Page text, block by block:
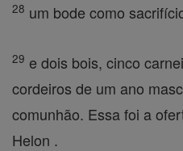
28 um bode como
29 e dois bois, cinco
cordeiros de um ano
comunhão. Essa foi a
Helon .